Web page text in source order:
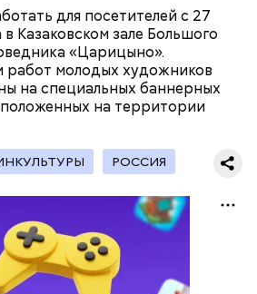
для посетителей с 27
Казаковском зале Большого
«Царицыно».
молодых художников
на специальных баннерных
на территории
РОССИЯ
кубиками, нужно легко
К ним добавляются зелень
и оливковое масло.
— поделился рецептом